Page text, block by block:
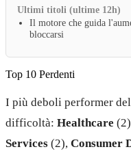
Ultimi titoli (ultime 12h)
Il motore che guida
bloccarsi
Top 10 Perdenti
I più deboli performer
difficoltà: Healthcare
Services (2), Consumer